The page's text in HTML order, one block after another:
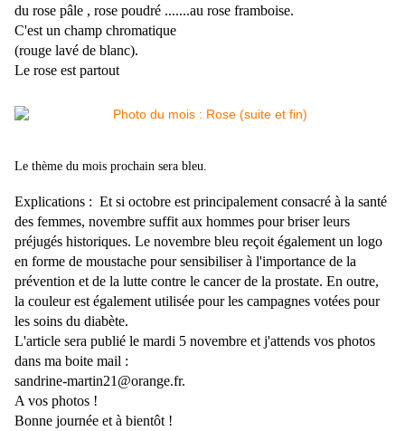
du rose pâle , rose poudré .......au rose framboise.
C'est un champ chromatique
(rouge lavé de blanc).
Le rose est partout
Le thème du mois prochain sera bleu.
Explications : Et si octobre est principalement consacré à la santé
des femmes, novembre suffit aux hommes pour briser leurs
préjugés historiques. Le novembre bleu reçoit également un logo
en forme de moustache pour sensibiliser à l'importance de la
prévention et de la lutte contre le cancer de la prostate. En outre,
la couleur est également utilisée pour les campagnes votées pour
les soins du diabète.
L'article sera publié le mardi 5 novembre et j'attends vos photos
dans ma boite mail :
sandrine-martin21@orange.fr.
A vos photos !
Bonne journée et à bientôt !